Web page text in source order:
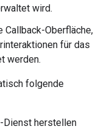
wird.
Callback-Oberfläche,
für das
werden.
folgende
Dienst herstellen